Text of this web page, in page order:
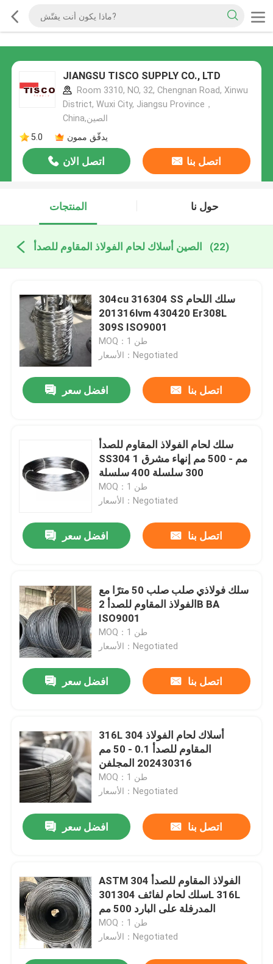
JIANGSU TISCO SUPPLY CO., LTD
Room 3310, NO, 32, Chengnan Road, Xinwu
District, Wuxi City, Jiangsu Province，
China,الصين
5.0
يدقّق ممون
اتصل الان اتصل بنا
المنتجات حول نا
الصين أسلاك لحام الفولاذ المقاوم للصدأ (22)
304cu 316304 SS سلك اللحام
201316lvm 430420 Er308L
309S ISO9001
MOQ：1 طن
الأسعار：Negotiated
افضل سعر اتصل بنا
سلك لحام الفولاذ المقاوم للصدأ
SS304 1 مم - 500 مم إنهاء مشرق
300 سلسلة 400 سلسلة
MOQ：1 طن
الأسعار：Negotiated
افضل سعر اتصل بنا
سلك فولاذي صلب صلب 50 مترًا مع
الفولاذ المقاوم للصدأ 2B BA
ISO9001
MOQ：1 طن
الأسعار：Negotiated
افضل سعر اتصل بنا
316L 304 أسلاك لحام الفولاذ
المقاوم للصدأ 0.1 - 50 مم
202430316 المجلفن
MOQ：1 طن
الأسعار：Negotiated
افضل سعر اتصل بنا
ASTM 304 الفولاذ المقاوم للصدأ
سلك لحام لفائف 301304L 316L
المدرفلة على البارد 500 مم
MOQ：1 طن
الأسعار：Negotiated